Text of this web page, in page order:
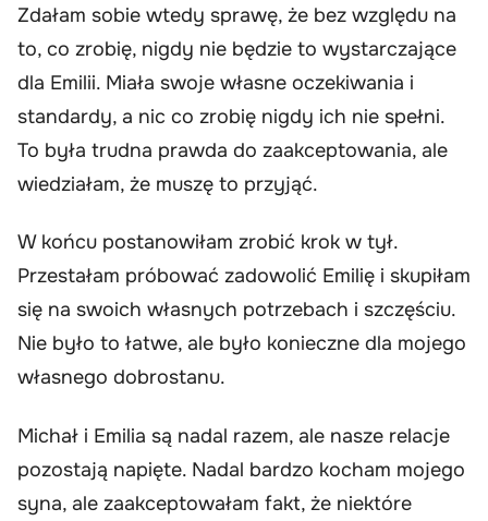
Zdałam sobie wtedy sprawę, że bez względu na
to, co zrobię, nigdy nie będzie to wystarczające
dla Emilii. Miała swoje własne oczekiwania i
standardy, a nic co zrobię nigdy ich nie spełni.
To była trudna prawda do zaakceptowania, ale
wiedziałam, że muszę to przyjąć.
W końcu postanowiłam zrobić krok w tył.
Przestałam próbować zadowolić Emilię i skupiłam
się na swoich własnych potrzebach i szczęściu.
Nie było to łatwe, ale było konieczne dla mojego
własnego dobrostanu.
Michał i Emilia są nadal razem, ale nasze relacje
pozostają napięte. Nadal bardzo kocham mojego
syna, ale zaakceptowałam fakt, że niektóre